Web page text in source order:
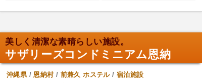
美しく清潔な素晴らしい施設。
サザリーズコンドミニアム恩納
沖縄県/恩納村/ 前兼久 ホステル/ 宿泊施設